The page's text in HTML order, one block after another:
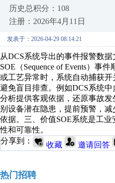
历史总积分：108
注册：2026年4月11日
发表于：2026-04-29 08:14:21
从DCS系统导出的事件报警数
SOE（Sequence of Events）事
或工艺异常时，系统自动捕获
避免盲目排查。例如DCS系统
分析提供客观依据，还原事故
别设备潜在隐患，提前预警，
依据。三、价值SOE系统是工
性和可靠性。
分享到：
收藏 邀请回答
热门招聘